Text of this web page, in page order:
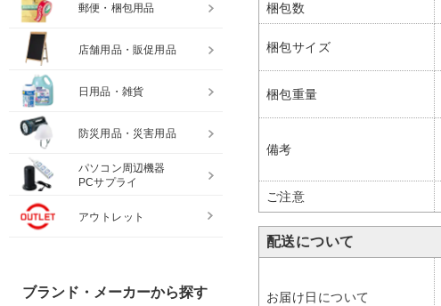
梱包数
梱包サイズ
梱包重量
備考
ご注意
配送について
お届け日について
郵便・梱包用品
店舗用品・販促用品
日用品・雑貨
防災用品・災害用品
パソコン周辺機器
PCサプライ
アウトレット
ブランド・メーカーから探す